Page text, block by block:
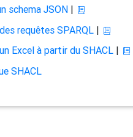
schema JSON|
requêtes SPARQL|
Excel à partir du SHACL|
SHACL